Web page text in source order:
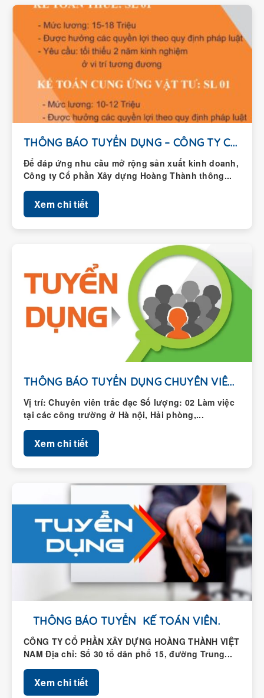
THÔNG BÁO TUYỂN DỤNG – CÔNG TY CỔ...
Để đáp ứng nhu cầu mở rộng sản xuất kinh doanh,
Công ty Cổ phần Xây dựng Hoàng Thành thông...
Xem chi tiết
THÔNG BÁO TUYỂN DỤNG CHUYÊN VIÊN TRẮC ĐẠC
Vị trí: Chuyên viên trắc đạc Số lượng: 02 Làm việc
tại các công trường ở Hà nội, Hải phòng,...
Xem chi tiết
THÔNG BÁO TUYỂN KẾ TOÁN VIÊN.
CÔNG TY CỔ PHẦN XÂY DỰNG HOÀNG THÀNH VIỆT
NAM Địa chỉ: Số 30 tổ dân phố 15, đường Trung...
Xem chi tiết